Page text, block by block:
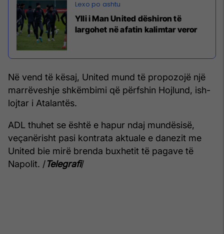
Ylli i Man United dëshiron të
largohet në afatin kalimtar veror
Në vend të kësaj, United mund të propozojë një
marrëveshje shkëmbimi që përfshin Hojlund, ish-
lojtar i Atalantës.
ADL thuhet se është e hapur ndaj mundësisë,
veçanërisht pasi kontrata aktuale e danezit me
United bie mirë brenda buxhetit të pagave të
Napolit. /Telegrafi/